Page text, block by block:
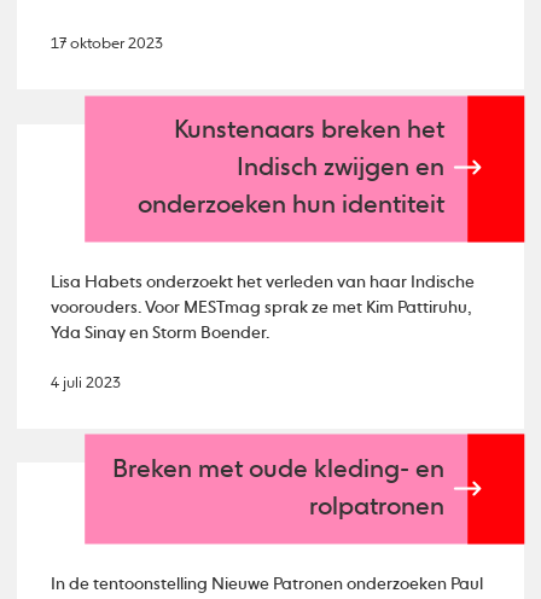
17 oktober 2023
Kunstenaars breken het
Indisch zwijgen en
onderzoeken hun identiteit
Lisa Habets onderzoekt het verleden van haar Indische
voorouders. Voor MESTmag sprak ze met Kim Pattiruhu,
Yda Sinay en Storm Boender.
4 juli 2023
Breken met oude kleding- en
rolpatronen
In de tentoonstelling Nieuwe Patronen onderzoeken Paul